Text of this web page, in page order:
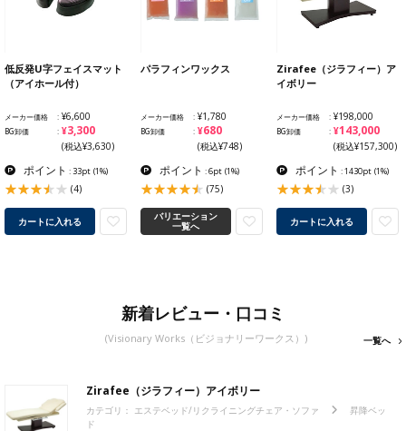
低反発U字フェイスマット
（アイホール付）
メーカー価格 ¥6,600
BG卸価 ¥3,300
(税込¥3,630)
ポイント : 33pt (1%)
(4)
カートに入れる
パラフィンワックス
メーカー価格 ¥1,780
BG卸価 ¥680
(税込¥748)
ポイント : 6pt (1%)
(75)
バリエーション
一覧へ
Zirafee（ジラフィー）ア
イボリー
メーカー価格 ¥198,000
BG卸価 ¥143,000
(税込¥157,300)
ポイント : 1430pt (1%)
(3)
カートに入れる
新着レビュー・口コミ
(Visionary Works（ビジョナリーワークス）) 一覧へ
Zirafee（ジラフィー）アイボリー
カテゴリ： エステベッド/リクライニングチェア・ソファ
昇降ベッ
ド